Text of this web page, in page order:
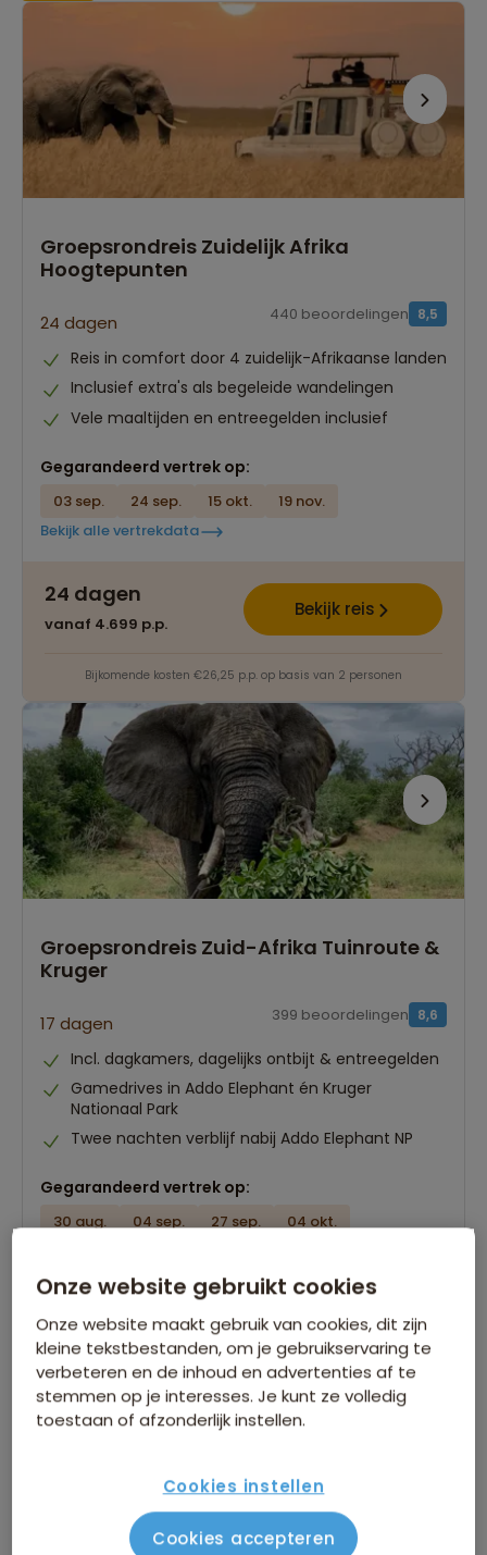
Groepsrondreis Zuidelijk Afrika
Hoogtepunten
24 dagen 8,5
440 beoordelingen
Reis in comfort door 4 zuidelijk-Afrikaanse landen
Inclusief extra's als begeleide wandelingen
Vele maaltijden en entreegelden inclusief
Gegarandeerd vertrek op:
03 sep. 24 sep. 15 okt.
19 nov.
Bekijk alle vertrekdata
24 dagen
vanaf 4.699 p.p.
Bekijk reis
Bijkomende kosten €26,25 p.p. op basis van 2 personen
Groepsrondreis Zuid-Afrika Tuinroute &
Kruger
17 dagen 8,6
399 beoordelingen
Incl. dagkamers, dagelijks ontbijt & entreegelden
Gamedrives in Addo Elephant én Kruger
Nationaal Park
Twee nachten verblijf nabij Addo Elephant NP
Gegarandeerd vertrek op:
30 aug. 04 sep. 27 sep.
04 okt.
17 dagen
vanaf 3.299 p.p.
Bekijk reis
Bijkomende kosten €26,25 p.p. op basis van 2 personen
Onze website gebruikt cookies
Onze website maakt gebruik van cookies, dit zijn
kleine tekstbestanden, om je gebruikservaring te
verbeteren en de inhoud en advertenties af te
stemmen op je interesses. Je kunt ze volledig
toestaan of afzonderlijk instellen.
Cookies instellen
Cookies accepteren